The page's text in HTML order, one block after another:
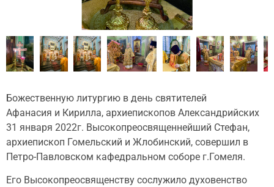
Божественную литургию в день святителей
Афанасия и Кирилла, архиепископов Александрийских
31 января 2022г. Высокопреосвященнейший Стефан,
архиепископ Гомельский и Жлобинский, совершил в
Петро-Павловском кафедральном соборе г.Гомеля.
Его Высокопреосвященству сослужило духовенство